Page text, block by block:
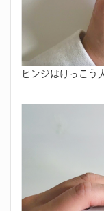
ヒンジはけっこう